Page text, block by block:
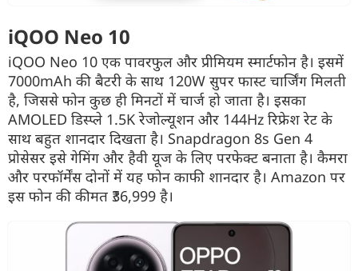
iQOO Neo 10
iQOO Neo 10 एक पावरफुल और प्रीमियम स्मार्टफोन है। इसमें
7000mAh की बैटरी के साथ 120W सुपर फास्ट चार्जिंग मिलती
है, जिससे फोन कुछ ही मिनटों में चार्ज हो जाता है। इसका
AMOLED डिस्प्ले 1.5K रेजोल्यूशन और 144Hz रिफ्रेश रेट के
साथ बहुत शानदार दिखता है। Snapdragon 8s Gen 4
प्रोसेसर इसे गेमिंग और हैवी यूज के लिए परफेक्ट बनाता है। कैमरा
और परफॉर्मेंस दोनों में यह फोन काफी शानदार है। Amazon पर
इस फोन की कीमत ₹36,999 है।